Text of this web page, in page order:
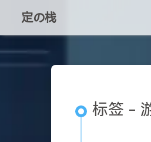
定の栈
标签 -